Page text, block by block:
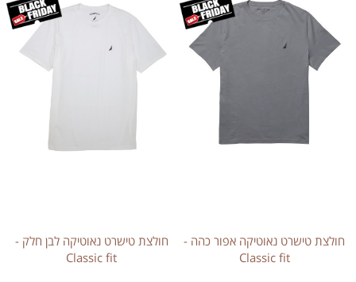
חולצת טישרט נאוטיקה אפור כהה -
Classic fit
חולצת טישרט נאוטיקה לבן חלק -
Classic fit